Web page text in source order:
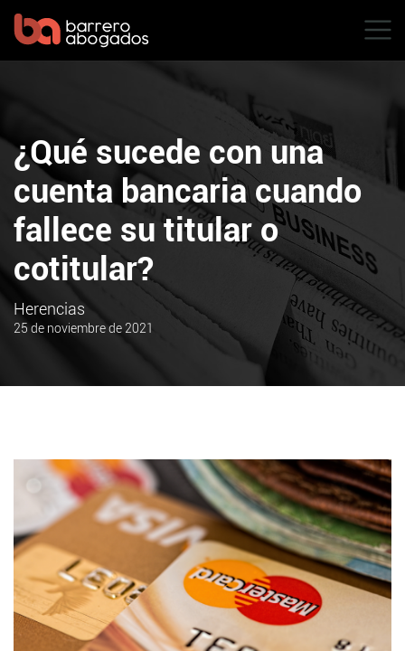
¿Qué sucede con una
cuenta bancaria cuando
fallece su titular o
cotitular?
Herencias
25 de noviembre de 2021